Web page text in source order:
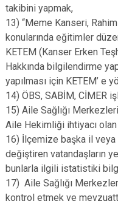
takibini yapmak,
13) “Meme Kanseri,
konularında eğitimler
KETEM (Kanser Erken
Hakkında bilgilendirme
yapılması için KETEM’ e
14) ÖBS, SABİM, CİMER
15) Aile Sağlığı
Aile Hekimliği ihtiyacı
16) İlçemize başka il
değiştiren vatandaşların
bunlarla ilgili istatistiki
17) Aile Sağlığı
kontrol etmek ve